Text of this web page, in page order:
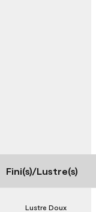
Fini(s)/Lustre(s)
Lustre Doux